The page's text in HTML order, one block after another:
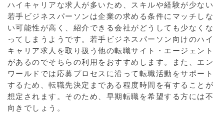
ハイキャリアな求人が多いため、スキルや経験が少ない
若手ビジネスパーソンは企業の求める条件にマッチしな
い可能性が高く、紹介できる会社がどうしても少なくな
ってしまうようです。若手ビジネスパーソン向けのハイ
キャリア求人を取り扱う他の転職サイト・エージェント
があるのでそちらの利用をおすすめします。また、エン
ワールドでは応募プロセスに沿って転職活動をサポート
するため、転職先決定まである程度時間を有することが
想定されます。そのため、早期転職を希望する方には不
向きでしょう。